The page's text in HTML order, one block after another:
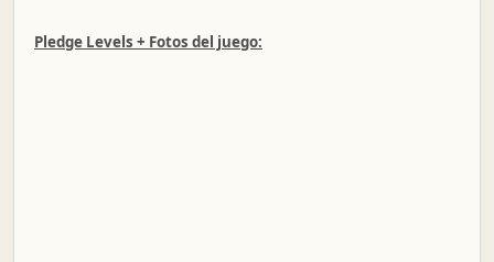
Pledge Levels + Fotos del juego: